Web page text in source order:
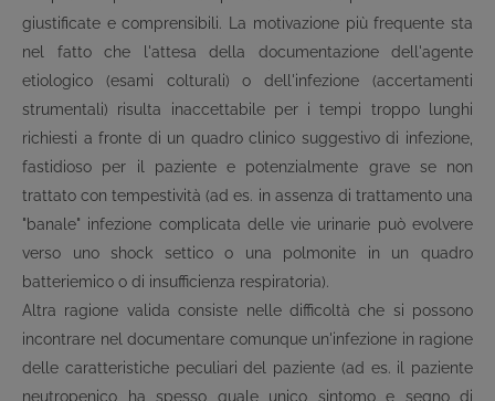
giustificate e comprensibili. La motivazione più frequente sta
nel fatto che l'attesa della documentazione dell'agente
etiologico (esami colturali) o dell'infezione (accertamenti
strumentali) risulta inaccettabile per i tempi troppo lunghi
richiesti a fronte di un quadro clinico suggestivo di infezione,
fastidioso per il paziente e potenzialmente grave se non
trattato con tempestività (ad es. in assenza di trattamento una
"banale" infezione complicata delle vie urinarie può evolvere
verso uno shock settico o una polmonite in un quadro
batteriemico o di insufficienza respiratoria).
Altra ragione valida consiste nelle difficoltà che si possono
incontrare nel documentare comunque un'infezione in ragione
delle caratteristiche peculiari del paziente (ad es. il paziente
neutropenico ha spesso quale unico sintomo e segno di